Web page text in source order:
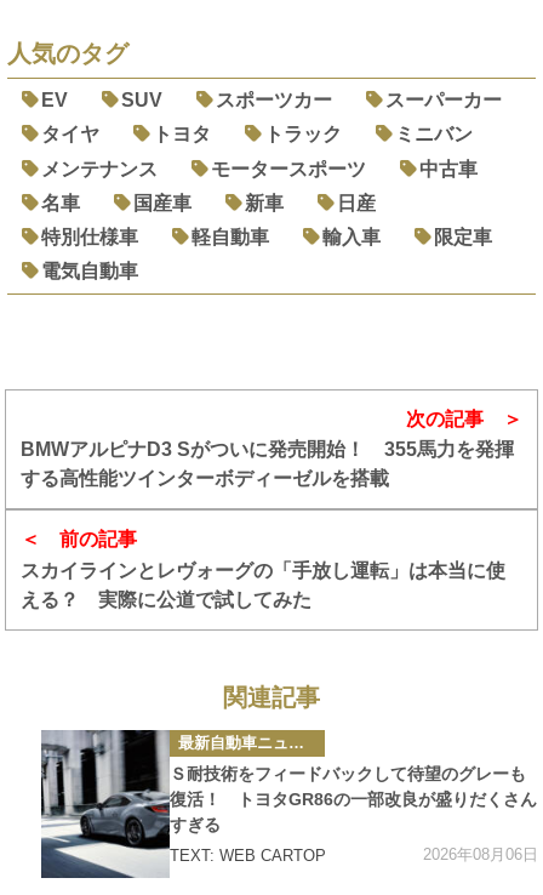
人気のタグ
EV SUV スポーツカー
スーパーカー
タイヤ
トヨタ トラック
ミニバン
メンテナンス
モータースポーツ
中古車
名車
国産車 新車
日産
特別仕様車
軽自動車 輸入車
限定車
電気自動車
前の記事
スカイラインとレヴォーグの「手放し運転」は本当に使
える？ 実際に公道で試してみた
次の記事
BMWアルピナD3 Sがついに発売開始！ 355馬力を発揮
する高性能ツインターボディーゼルを搭載
関連記事
カ
テ
ゴ
リ
ー
最新自動車ニュース
Ｓ耐技術をフィードバックして待望のグレーも
復活！ トヨタGR86の一部改良が盛りだくさん
すぎる
TEXT: WEB CARTOP 2026年08月06日